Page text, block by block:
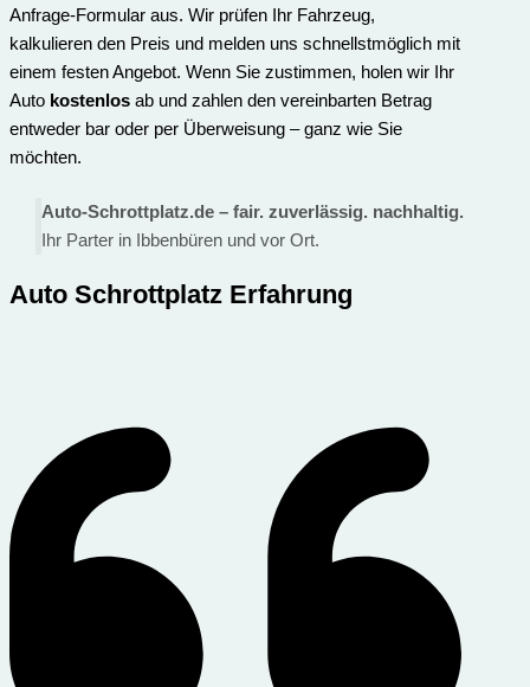
Anfrage-Formular aus. Wir prüfen Ihr Fahrzeug,
kalkulieren den Preis und melden uns schnellstmöglich mit
einem festen Angebot. Wenn Sie zustimmen, holen wir Ihr
Auto kostenlos ab und zahlen den vereinbarten Betrag
entweder bar oder per Überweisung – ganz wie Sie
möchten.
Auto-Schrottplatz.de – fair. zuverlässig. nachhaltig.
Ihr Parter in Ibbenbüren und vor Ort.
Auto Schrottplatz Erfahrung